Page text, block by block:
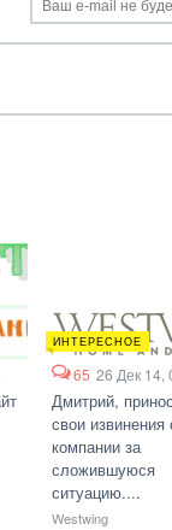
ИНТЕРЕСНОЕ
65 26 Дек 14,
Дмитрий,
свои извинения
компании за
сложившуюся
ситуацию....
Westwing